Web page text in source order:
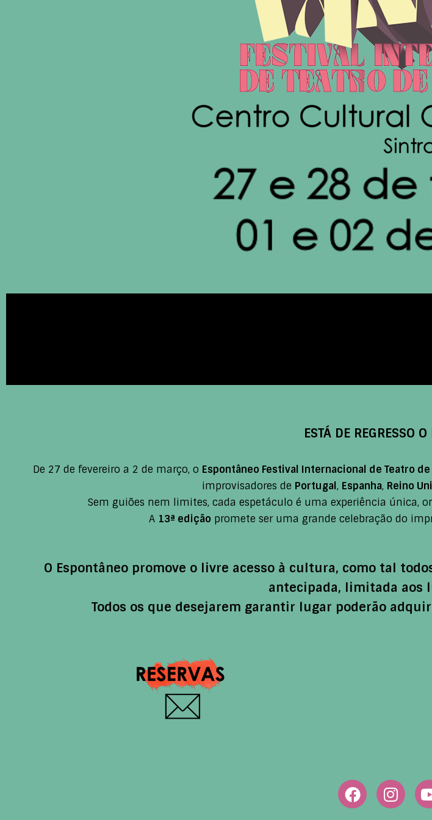
ESTÁ DE REGRESSO
De 27 de fevereiro a 2 de março, o Espontâneo Festival Internacional de Teatro
improvisadores de Portugal, Espanha, Reino
Sem guiões nem limites, cada espetáculo é uma experiência única,
A 13ª edição promete ser uma grande celebração do
O Espontâneo promove o livre acesso à cultura, como tal
antecipada, limitada aos
Todos os que desejarem garantir lugar poderão